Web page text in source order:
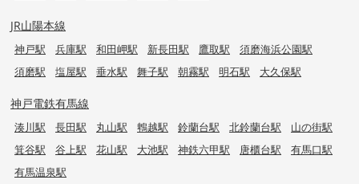
JR山陽本線
神戸駅 兵庫駅 和田岬駅 新長田駅 鷹取駅
須磨海浜公園駅
須磨駅
塩屋駅 垂水駅 舞子駅 朝霧駅 明石駅 大久保駅
神戸電鉄有馬線
湊川駅 長田駅 丸山駅 鵯越駅 鈴蘭台駅 北鈴蘭台駅
山の街駅
箕谷駅
谷上駅 花山駅 大池駅 神鉄六甲駅 唐櫃台駅
有馬口駅
有馬温泉駅